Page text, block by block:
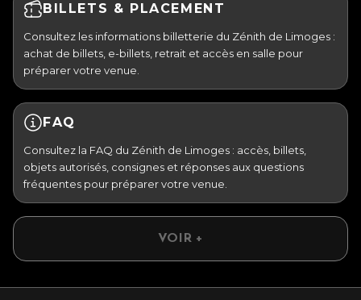
BILLETS & PLACEMENT
Consultez les informations billetterie du Zénith de Limoges :
achat de billets, e-billets, retrait et accès en salle pour
préparer votre venue.
FAQ
Consultez la FAQ du Zénith de Limoges : accès, billets,
objets autorisés, consignes et réponses aux questions
fréquentes pour préparer votre venue.
VOIR +